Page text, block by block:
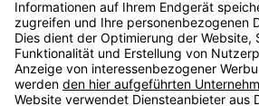
Service
Unternehmen